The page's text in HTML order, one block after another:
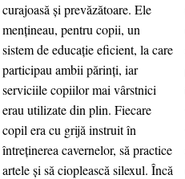
curajoasă şi prevăzătoare. Ele
menţineau, pentru copii, un
sistem de educaţie eficient, la care
participau ambii părinţi, iar
serviciile copiilor mai vârstnici
erau utilizate din plin. Fiecare
copil era cu grijă instruit în
întreţinerea cavernelor, să practice
artele şi să cioplească silexul. Încă